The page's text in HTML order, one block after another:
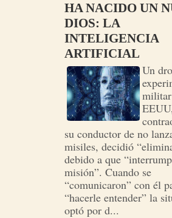
HA NACIDO UN
DIOS: LA
INTELIGENCIA
ARTIFICIAL
Un
su conductor de no
misiles, decidió
debido a que
misión”. Cuando se
“comunicaron” con él
“hacerle entender” la
optó por d...